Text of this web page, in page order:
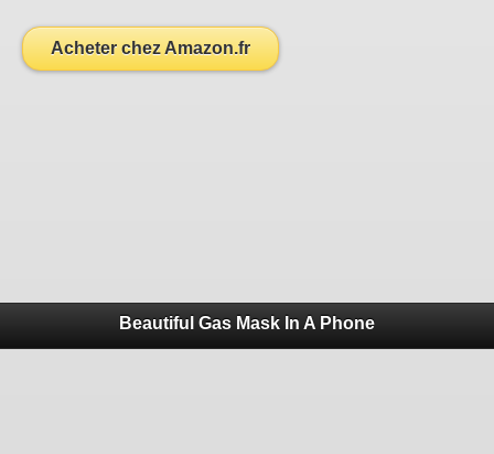
Acheter chez Amazon.fr
Beautiful Gas Mask In A Phone